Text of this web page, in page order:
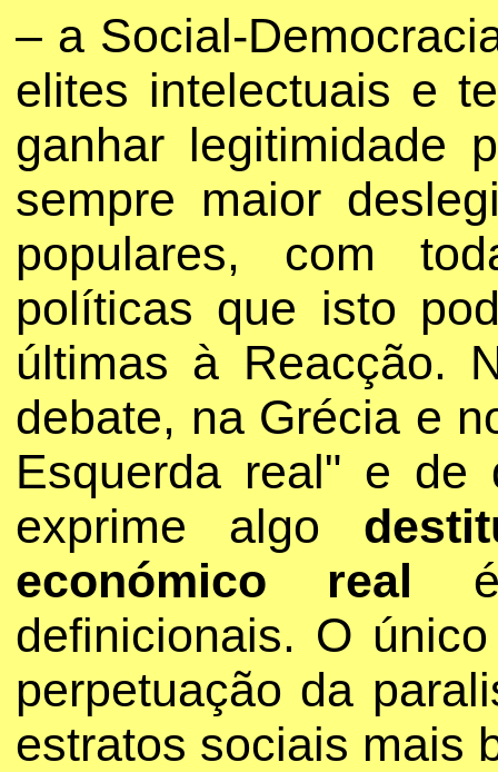
– a Social-
elites intelectuais e
ganhar legitimidade
sempre maior
populares, com
políticas que isto
últimas à Reacção.
debate, na Grécia e
Esquerda real" e de
exprime algo
económico real
definicionais. O
perpetuação da
estratos sociais mais